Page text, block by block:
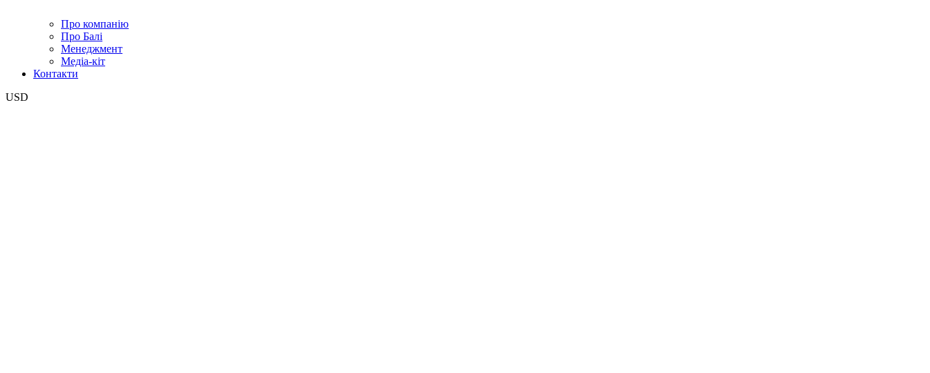
Про компанію
Про Балі
Менеджмент
Медіа-кіт
Контакти
USD